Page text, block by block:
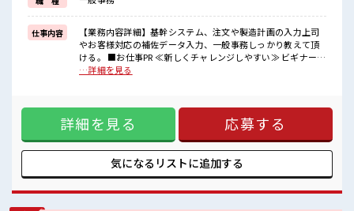
毎日の服装の悩み解消♪
≪様々なお仕事をご提案≫
一人で悩まず気軽に相談できる、
派遣のお仕事です！
■職場の雰囲気
少人数ですぐに馴染むことができそう♪
アットホームな環境☆
丁寧な研修ありで安心して始められます！
仕事内容
【業務内容詳細】基幹システム、注文や製造計画の入力上司
やお客様対応の補佐データ入力、一般事務しっかり教えて頂
ける。 ■お仕事PR ≪新しくチャレンジしやすい≫ ビギナーさ
んもブランクさんも安心・丁寧な事前研修あり！ ≪女性も働
ることもあります♪ ≪ヘアカラーOKで自由な雰囲気の職場≫
明るすぎたり奇抜でなければ基本的に自由！ (規定有)≪動き
やすい制服アリ≫ 制服があるので、 毎日の服装の悩み解消♪
≪様々なお仕事をご提案≫ 一人で悩まず気軽に相談できる、
派遣のお仕事です！ ■職場の雰囲気 女性が多い職場ですが男
女は問いません！ 応募お待ちしております！ 少人数ですぐに
りで安心して始められます！
…詳細を見る
詳細を見る 応募する
気になるリストに追加する